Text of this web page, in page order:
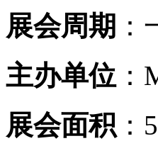
展会周期
主办单位
展会面积